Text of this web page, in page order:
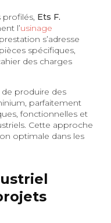
profilés, Ets F.
l’usinage
s’adresse
spécifiques,
des charges
produire des
parfaitement
fonctionnelles et
Cette approche
optimale dans les